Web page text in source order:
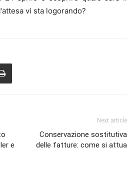
vi sta logorando?
e
Next article
Conservazione sostitutiva
delle fatture: come si attua